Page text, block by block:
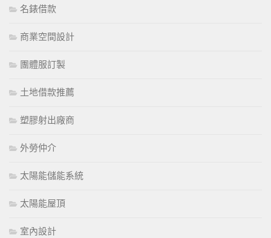
名錶借款
商業空間設計
團體服訂製
土地借款推薦
塑膠射出廠商
外勞仲介
太陽能儲能系統
太陽能屋頂
室內設計